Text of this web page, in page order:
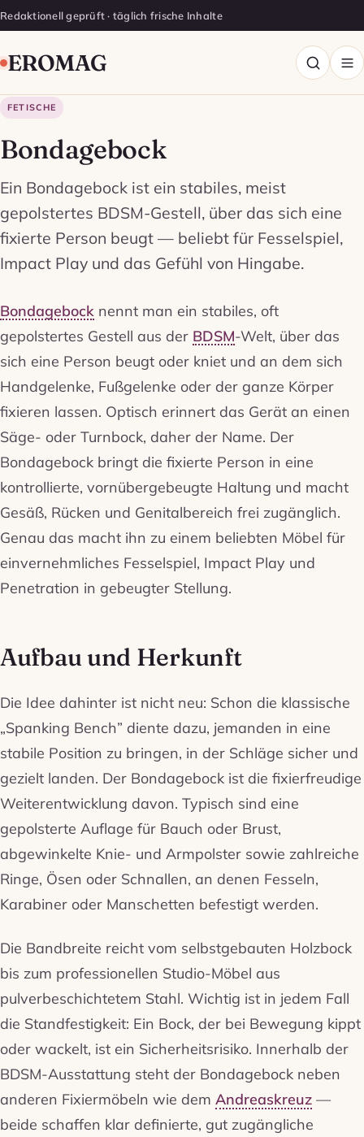
Redaktionell geprüft · täglich frische Inhalte
EROMAG
FETISCHE
Bondagebock
Ein Bondagebock ist ein stabiles, meist
gepolstertes BDSM-Gestell, über das sich eine
fixierte Person beugt — beliebt für Fesselspiel,
Impact Play und das Gefühl von Hingabe.
Bondagebock nennt man ein stabiles, oft
gepolstertes Gestell aus der BDSM-Welt, über das
sich eine Person beugt oder kniet und an dem sich
Handgelenke, Fußgelenke oder der ganze Körper
fixieren lassen. Optisch erinnert das Gerät an einen
Säge- oder Turnbock, daher der Name. Der
Bondagebock bringt die fixierte Person in eine
kontrollierte, vornübergebeugte Haltung und macht
Gesäß, Rücken und Genitalbereich frei zugänglich.
Genau das macht ihn zu einem beliebten Möbel für
einvernehmliches Fesselspiel, Impact Play und
Penetration in gebeugter Stellung.
Aufbau und Herkunft
Die Idee dahinter ist nicht neu: Schon die klassische
„Spanking Bench” diente dazu, jemanden in eine
stabile Position zu bringen, in der Schläge sicher und
gezielt landen. Der Bondagebock ist die fixierfreudige
Weiterentwicklung davon. Typisch sind eine
gepolsterte Auflage für Bauch oder Brust,
abgewinkelte Knie- und Armpolster sowie zahlreiche
Ringe, Ösen oder Schnallen, an denen Fesseln,
Karabiner oder Manschetten befestigt werden.
Die Bandbreite reicht vom selbstgebauten Holzbock
bis zum professionellen Studio-Möbel aus
pulverbeschichtetem Stahl. Wichtig ist in jedem Fall
die Standfestigkeit: Ein Bock, der bei Bewegung kippt
oder wackelt, ist ein Sicherheitsrisiko. Innerhalb der
BDSM-Ausstattung steht der Bondagebock neben
anderen Fixiermöbeln wie dem Andreaskreuz —
beide schaffen klar definierte, gut zugängliche